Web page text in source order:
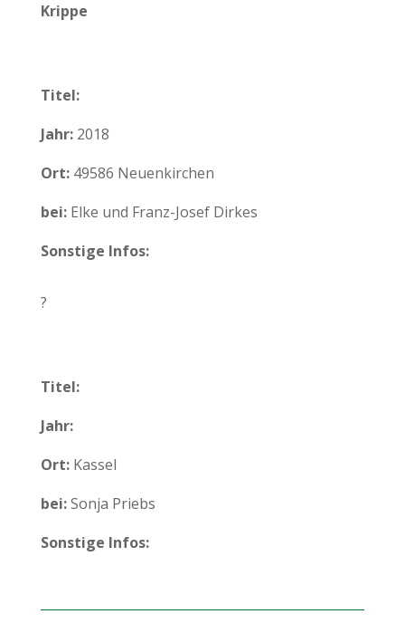
Krippe
Titel:
Jahr:2018
Ort:49586 Neuenkirchen
bei:Elke und Franz-Josef Dirkes
Sonstige Infos:
?
Titel:
Jahr:
Ort:Kassel
bei:Sonja Priebs
Sonstige Infos: